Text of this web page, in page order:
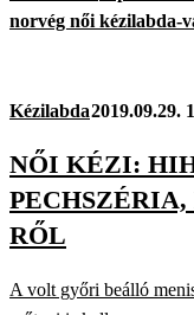
norvég női kézilabda-
Kézilabda2019.09.29.
NŐI KÉZI:
RŐL
A volt győri beálló